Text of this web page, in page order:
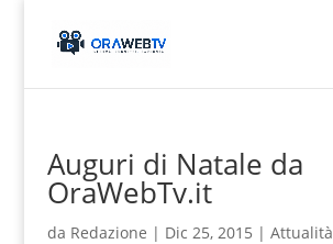
Auguri di Natale da
OraWebTv.it
da Redazione | Dic 25, 2015 | Attualità